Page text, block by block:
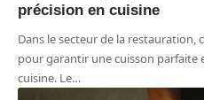
précision en cuisine
Dans le secteur de la restauration,
pour garantir une cuisson parfaite
cuisine. Le…